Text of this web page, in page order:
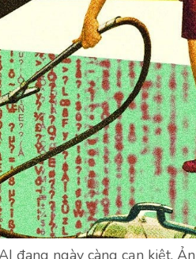
đang ngày càng cạn kiệt.